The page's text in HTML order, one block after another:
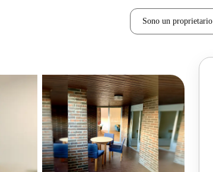
Sono un proprietario